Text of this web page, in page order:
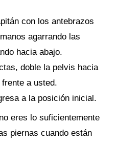
con los antebrazos
agarrando las
hacia abajo.
doble la pelvis hacia
a usted.
a la posición inicial.
eres lo suficientemente
piernas cuando están